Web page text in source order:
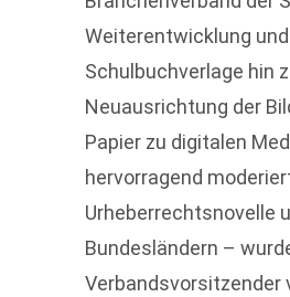
Weiterentwicklung
Schulbuchverlage hin
Neuausrichtung der
Papier zu digitalen
hervorragend
Urheberrechtsnovelle
Bundesländern –
Verbandsvorsitzender